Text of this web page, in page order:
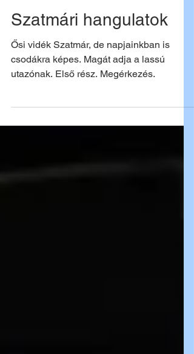
júl. 2.
Szatmári hangulatok
Ősi vidék Szatmár, de napjainkban is
utazónak. Első rész. Megérkezés.